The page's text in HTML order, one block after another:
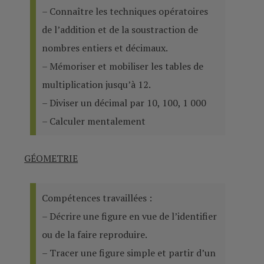
– Connaître les techniques opératoires
de l’addition et de la soustraction de
nombres entiers et décimaux.
– Mémoriser et mobiliser les tables de
multiplication jusqu’à 12.
– Diviser un décimal par 10, 100, 1 000
– Calculer mentalement
GÉOMETRIE
Compétences travaillées :
– Décrire une figure en vue de l’identifier
ou de la faire reproduire.
– Tracer une figure simple et partir d’un